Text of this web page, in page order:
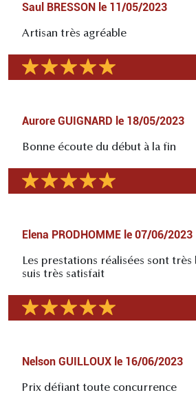
Saul BRESSON le 11/05/2023
Artisan très agréable
Aurore GUIGNARD le 18/05/2023
Bonne écoute du début à la fin
Elena PRODHOMME le 07/06/2023
Les prestations réalisées sont très
suis très satisfait
Nelson GUILLOUX le 16/06/2023
Prix défiant toute concurrence